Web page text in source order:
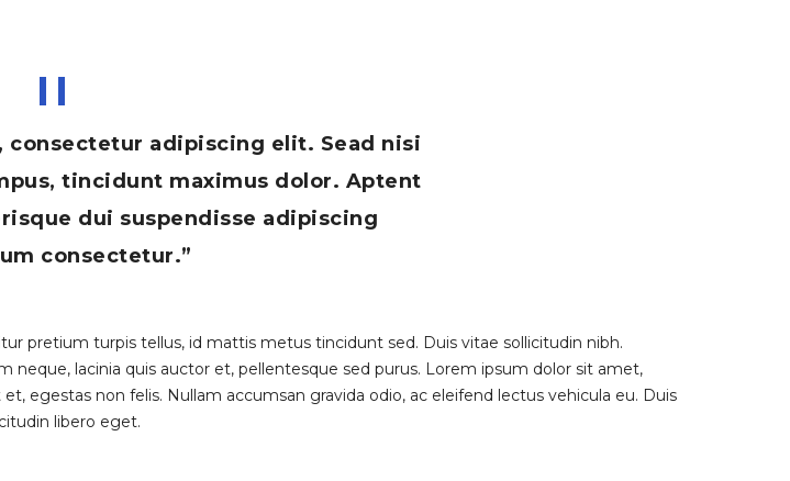
consectetur adipiscing elit. Sead nisi
tincidunt maximus dolor. Aptent
dui suspendisse adipiscing
consectetur.”
pretium turpis tellus, id mattis metus tincidunt sed. Duis vitae sollicitudin nibh.
neque, lacinia quis auctor et, pellentesque sed purus. Lorem ipsum dolor sit amet,
egestas non felis. Nullam accumsan gravida odio, ac eleifend lectus vehicula eu. Duis
libero eget.